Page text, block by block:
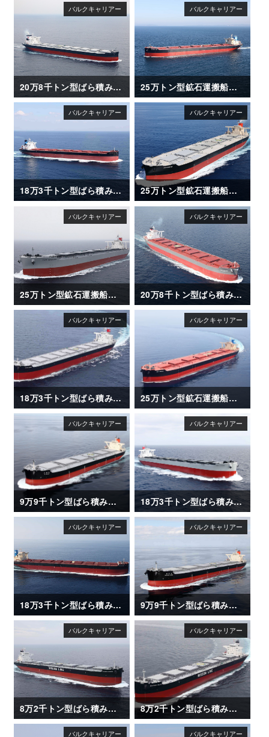
20万8千トン型ばら積み運搬船「SANTA ISABEL」竣工 25万トン型鉱石運搬船「NSU BRILLIANCE」
18万3千トン型ばら積み運搬船「NIGHTSKY」 25万トン型鉱石運搬船「AKAGISAN」
25万トン型鉱石運搬船「CAPE ESPERANZA」 20万8千トン型ばら積み運搬船「CSK ZEPHYR」
18万3千トン型ばら積み運搬船「CAPE OASIS」 25万トン型鉱石運搬船「NSU XANADU」
9万9千トン型ばら積み運搬船「OI MARU (大井丸)」 18万3千トン型ばら積み運搬船「CAPE CLOVER」
18万3千トン型ばら積み運搬船「UNITED ETERNITY」 9万9千トン型ばら積み運搬船「NAGARA MARU (長良丸)」
8万2千トン型ばら積み運搬船「SAKIZAYA LEADER」 8万2千トン型ばら積み運搬船「SAKIZAYA KALON」